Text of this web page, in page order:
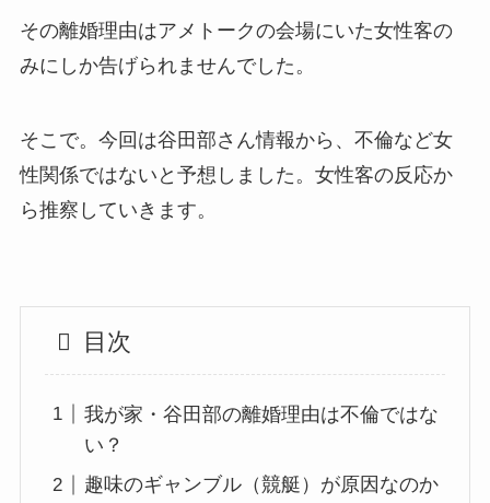
その離婚理由はアメトークの会場にいた女性客の
みにしか告げられませんでした。
そこで。今回は谷田部さん情報から、不倫など女
性関係ではないと予想しました。女性客の反応か
ら推察していきます。
目次
我が家・谷田部の離婚理由は不倫ではな
い？
趣味のギャンブル（競艇）が原因なのか